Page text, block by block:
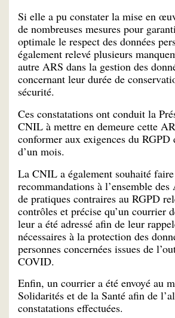
Si elle a pu constater la mise en
de nombreuses mesures pour
optimale le respect des données
également relevé plusieurs
autre ARS dans la gestion des
concernant leur durée de
sécurité.
Ces constatations ont conduit la
CNIL à mettre en demeure cette
conformer aux exigences du RGPD
d’un mois.
La CNIL a également souhaité
recommandations à l’ensemble des
de pratiques contraires au RGPD
contrôles et précise qu’un courrier
leur a été adressé afin de leur
nécessaires à la protection des
personnes concernées issues de
COVID.
Enfin, un courrier a été envoyé au
Solidarités et de la Santé afin de
constatations effectuées.